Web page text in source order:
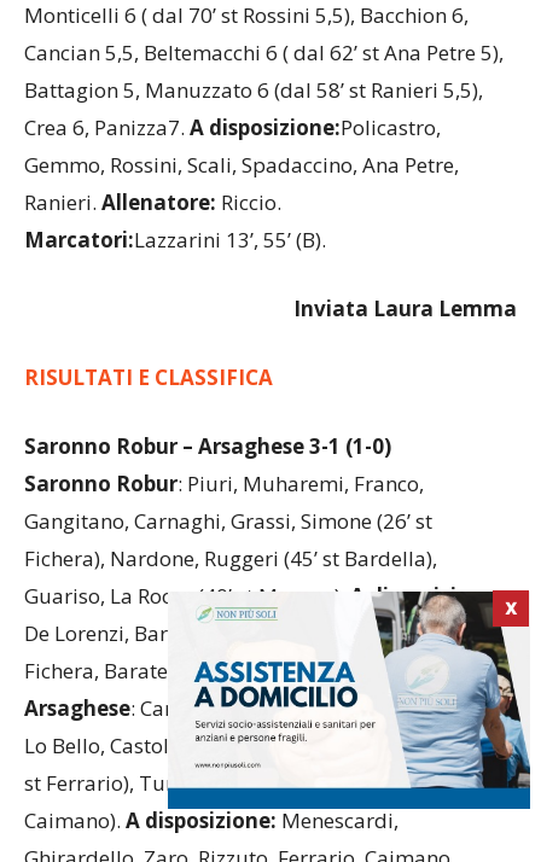
Monticelli 6 ( dal 70’ st Rossini 5,5), Bacchion 6,
Cancian 5,5, Beltemacchi 6 ( dal 62’ st Ana Petre 5),
Battagion 5, Manuzzato 6 (dal 58’ st Ranieri 5,5),
Crea 6, Panizza7. A disposizione:Policastro,
Gemmo, Rossini, Scali, Spadaccino, Ana Petre,
Ranieri. Allenatore: Riccio.
Marcatori:Lazzarini 13’, 55’ (B).
Inviata Laura Lemma
RISULTATI E CLASSIFICA
Saronno Robur – Arsaghese 3-1 (1-0)
Saronno Robur: Piuri, Muharemi, Franco,
Gangitano, Carnaghi, Grassi, Simone (26’ st
Fichera), Nardone, Ruggeri (45’ st Bardella),
Guariso, La Rocca (40’ st Marano). A disposizione:
De Lorenzi, Bardella, Marano, Guarneri, Banfi,
Fichera, Baratelli. Allenatore: Lo Piccolo.
Arsaghese: Cardi, Mai, Clerici (30’ pt Ghirardello),
Lo Bello, Castoldi, Nebuloni, Falvella, Marinello (30’
st Ferrario), Turri, Sciarini, Fontana C. (20’ st
Caimano). A disposizione: Menescardi,
X